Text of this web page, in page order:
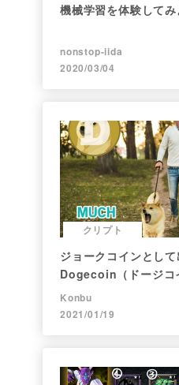
機械学習を体験してみ
nonstop-iida
2020/03/04
クリプト
ジョークコインとし
Dogecoin（ドージコ
まで。注目される非証
Konbu
2021/01/19